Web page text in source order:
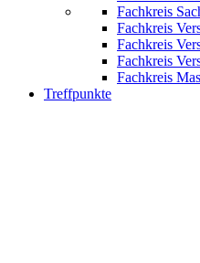
Fachkreis
Fachkreis
Fachkreis
Fachkreis
Fachkreis
Treffpunkte